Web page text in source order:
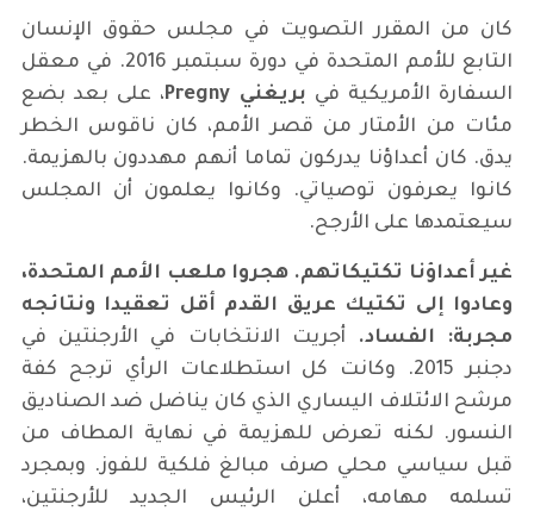
كان من المقرر التصويت في مجلس حقوق الإنسان
التابع للأمم المتحدة في دورة سبتمبر 2016. في معقل
السفارة الأمريكية في بريغني Pregny، على بعد بضع
مئات من الأمتار من قصر الأمم، كان ناقوس الخطر
يدق. كان أعداؤنا يدركون تماما أنهم مهددون بالهزيمة.
كانوا يعرفون توصياتي. وكانوا يعلمون أن المجلس
سيعتمدها على الأرجح.
غير أعداؤنا تكتيكاتهم. هجروا ملعب الأمم المتحدة،
وعادوا إلى تكتيك عريق القدم أقل تعقيدا ونتائجه
مجربة: الفساد.
أجريت الانتخابات في الأرجنتين في
دجنبر 2015. وكانت كل استطلاعات الرأي ترجح كفة
مرشح الائتلاف اليساري الذي كان يناضل ضد الصناديق
النسور. لكنه تعرض للهزيمة في نهاية المطاف من
قبل سياسي محلي صرف مبالغ فلكية للفوز. وبمجرد
تسلمه مهامه، أعلن الرئيس الجديد للأرجنتين،